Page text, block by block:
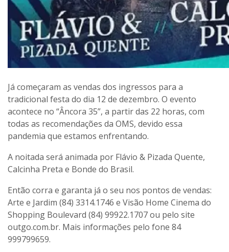
Já começaram as vendas dos ingressos para a
tradicional festa do dia 12 de dezembro. O evento
acontece no “Âncora 35”, a partir das 22 horas, com
todas as recomendações da OMS, devido essa
pandemia que estamos enfrentando.
A noitada será animada por Flávio & Pizada Quente,
Calcinha Preta e Bonde do Brasil.
Então corra e garanta já o seu nos pontos de vendas:
Arte e Jardim (84) 3314.1746 e Visão Home Cinema do
Shopping Boulevard (84) 99922.1707 ou pelo site
outgo.com.br. Mais informações pelo fone 84
999799659.